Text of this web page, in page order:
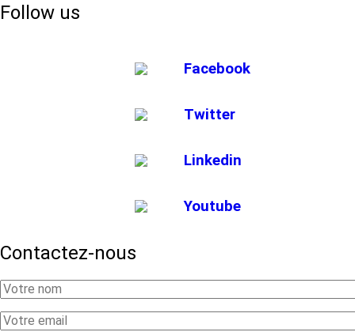
Follow us
Facebook
Twitter
Linkedin
Youtube
Contactez-nous
Your
Name
Your